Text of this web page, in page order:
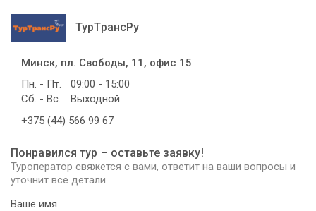
ТурТрансРу
Минск, пл. Свободы, 11, офис 15
Пн. - Пт.
09:00 - 15:00
Сб. - Вс.
Выходной
+375 (44) 566 99 67
Понравился тур – оставьте заявку!
Туроператор свяжется с вами, ответит на ваши вопросы и
уточнит все детали.
Ваше имя